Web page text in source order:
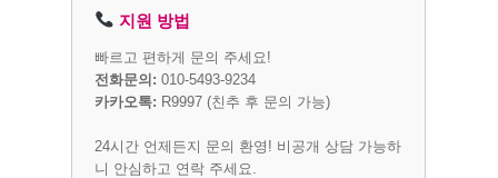
지원 방법
빠르고 편하게 문의 주세요!
전화문의: 010-5493-9234
카카오톡: R9997 (친추 후 문의 가능)
24시간 언제든지 문의 환영! 비공개 상담 가능하
니 안심하고 연락 주세요.